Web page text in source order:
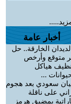
أخبار عامة
الخارقة.. حل
متوقع وأرخص
هياكل
...
سعودي بعد هجوم
على ناقلة
بمضيق هرمز